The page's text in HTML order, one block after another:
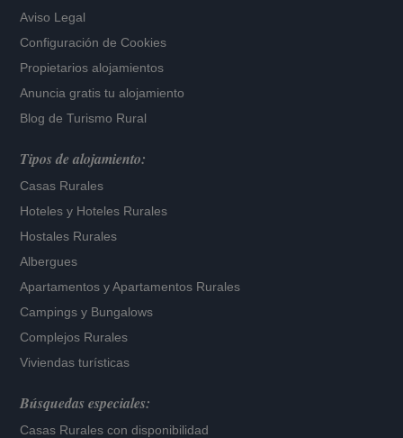
Aviso Legal
Configuración de Cookies
Propietarios alojamientos
Anuncia gratis tu alojamiento
Blog de Turismo Rural
Tipos de alojamiento:
Casas Rurales
Hoteles y Hoteles Rurales
Hostales Rurales
Albergues
Apartamentos yApartamentos Rurales
Campings y Bungalows
Complejos Rurales
Viviendas turísticas
Búsquedas especiales:
Casas Rurales con disponibilidad